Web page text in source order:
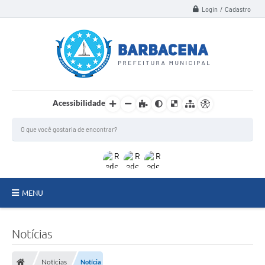
Login / Cadastro
Acessibilidade
MENU
Notícias
Notícias Notícia